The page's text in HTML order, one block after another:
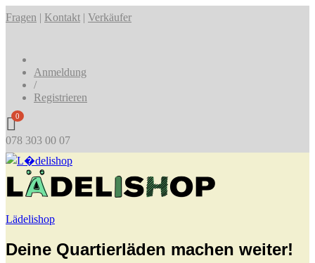
Fragen | Kontakt | Verkäufer
Anmeldung
/
Registrieren
0
078 303 00 07
Lädelishop
Deine Quartierläden machen weiter!